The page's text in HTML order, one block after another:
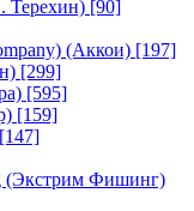
Терехин) [90]
(Аккои) [197]
[299]
[595]
[159]
[147]
(Экстрим Фишинг)